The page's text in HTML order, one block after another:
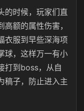
的时候，玩家们直
额的属性伤害，
衣服到早些深海项
球，这样万一有小
打到boss，从自
稿子，防止进入主